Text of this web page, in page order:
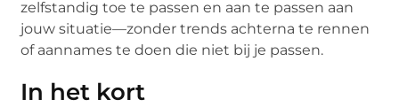
zelfstandig toe te passen en aan te passen aan
jouw situatie—zonder trends achterna te rennen
of aannames te doen die niet bij je passen.
In het kort